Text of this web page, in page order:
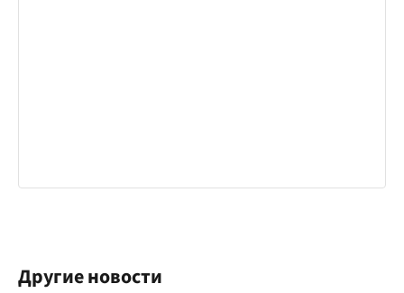
Другие новости